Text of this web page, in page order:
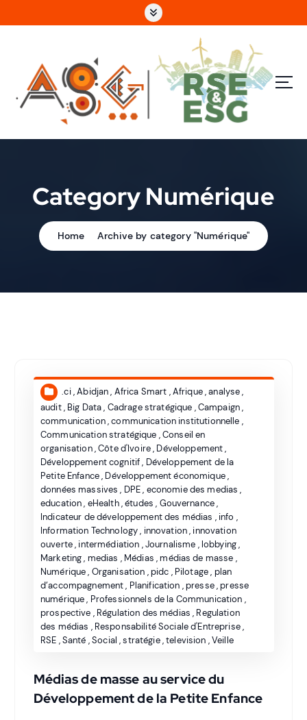
Category Numérique
Home Archive by category "Numérique"
.ci,Abidjan, Africa Smart ,Afrique,analyse,
audit, Big Data, Cadrage stratégique ,Campaign,
communication,communication institutionnelle ,
Communication stratégique ,Conseil en
organisation,Côte d'Ivoire, Développement,
Développement cognitif, Développement de la
Petite Enfance, Développement économique,
données massives , DPE, economie des medias ,
education, eHealth,études , Gouvernance,
Indicateur de développement des médias , info ,
Information Technology, innovation, innovation
ouverte, intermédiation ,Journalisme ,lobbying,
Marketing, medias , Médias ,médias de masse ,
Numérique, Organisation ,pidc , Pilotage, plan
d’accompagnement, Planification ,presse,presse
numérique, Professionnels de la Communication ,
prospective , Régulation des médias , Regulation
des médias , Responsabilité Sociale d'Entreprise,
RSE ,Santé ,Social ,stratégie,television ,Veille
Médias de masse au service du
Développement de la Petite Enfance